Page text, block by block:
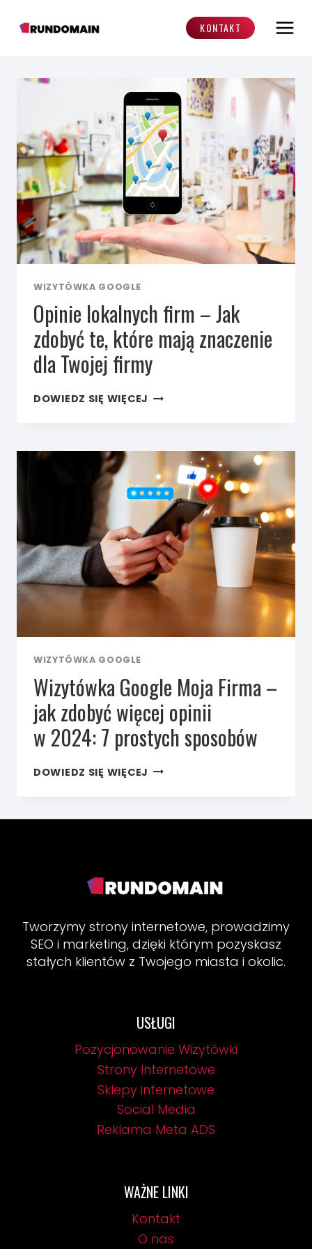
KONTAKT
WIZYTÓWKA GOOGLE
Opinie lokalnych firm – Jak
zdobyć te, które mają znaczenie
dla Twojej firmy
DOWIEDZ SIĘ WIĘCEJ OPINIE
JAK
ZDOBYĆ
TE,
KTÓRE
MAJĄ
ZNACZENIE
DLA
TWOJEJ FIRMY
WIZYTÓWKA GOOGLE
Wizytówka Google Moja Firma –
jak zdobyć więcej opinii
w 2024: 7 prostych sposobów
DOWIEDZ SIĘ WIĘCEJ WIZYTÓWKA
–
OPINII
W 2024:
PROSTYCH
SPOSOBÓW
Tworzymy strony internetowe, prowadzimy
SEO i marketing, dzięki którym pozyskasz
stałych klientów z Twojego miasta i okolic.
USŁUGI
Pozycjonowanie Wizytówki
Strony Internetowe
Sklepy internetowe
Social Media
Reklama Meta ADS
WAŻNE LINKI
Kontakt
O nas